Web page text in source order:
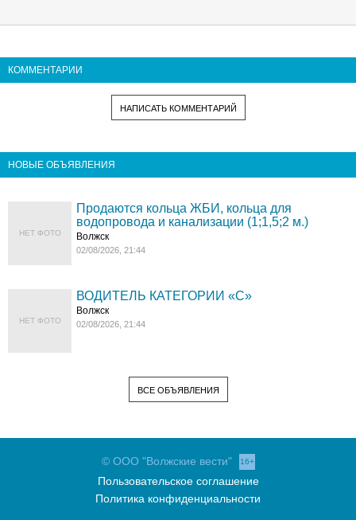
КОММЕНТАРИИ
НАПИСАТЬ КОММЕНТАРИЙ
НОВЫЕ ОБЪЯВЛЕНИЯ
НЕТ ФОТО
Продаются кольца ЖБИ, кольца для
водопровода и канализации (1;1,5;2 м.)
Волжск
02/08/2026, 21:44
НЕТ ФОТО
ВОДИТЕЛЬ КАТЕГОРИИ «C»
Волжск
02/08/2026, 21:44
ВСЕ ОБЪЯВЛЕНИЯ
© ООО "Волжские вести" 16+
Пользовательское соглашение
Политика конфиденциальности